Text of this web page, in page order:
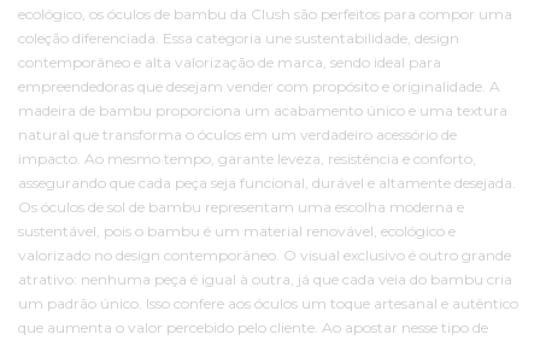
ecológico, os óculos de bambu da Clush são perfeitos para compor uma
coleção diferenciada. Essa categoria une sustentabilidade, design
contemporâneo e alta valorização de marca, sendo ideal para
empreendedoras que desejam vender com propósito e originalidade. A
madeira de bambu proporciona um acabamento único e uma textura
natural que transforma o óculos em um verdadeiro acessório de
impacto. Ao mesmo tempo, garante leveza, resistência e conforto,
assegurando que cada peça seja funcional, durável e altamente desejada.
Os óculos de sol de bambu representam uma escolha moderna e
sustentável, pois o bambu é um material renovável, ecológico e
valorizado no design contemporâneo. O visual exclusivo é outro grande
atrativo: nenhuma peça é igual à outra, já que cada veia do bambu cria
um padrão único. Isso confere aos óculos um toque artesanal e autêntico
que aumenta o valor percebido pelo cliente. Ao apostar nesse tipo de